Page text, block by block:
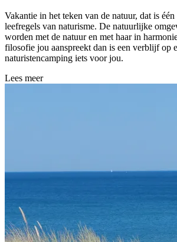
Vakantie in het teken van de natuur, dat is één
leefregels van naturisme. De natuurlijke
worden met de natuur en met haar in
filosofie jou aanspreekt dan is een verblijf op
naturistencamping iets voor jou.
Lees meer